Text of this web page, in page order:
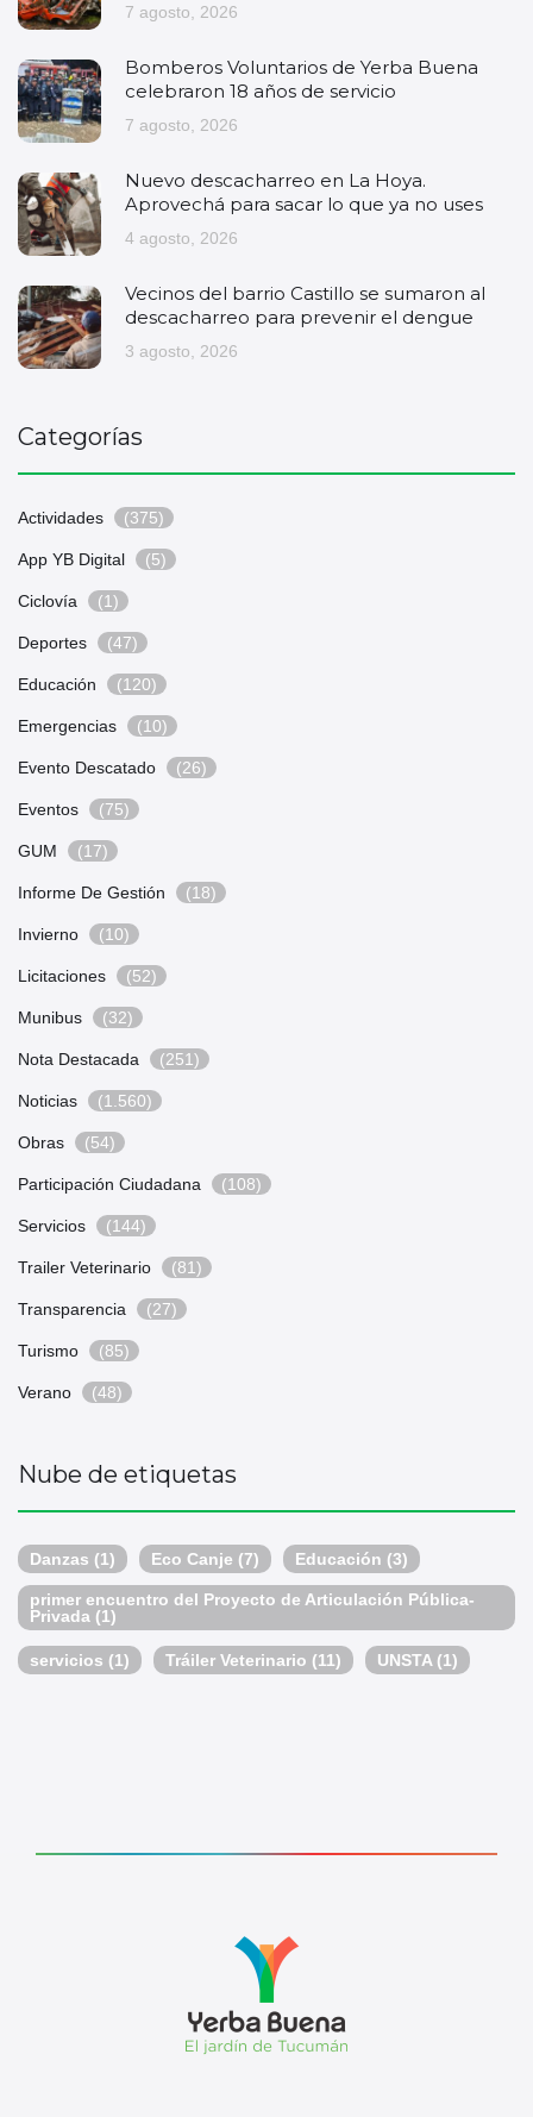
7 agosto, 2026
Bomberos Voluntarios de Yerba Buena
celebraron 18 años de servicio
7 agosto, 2026
Nuevo descacharreo en La Hoya.
Aprovechá para sacar lo que ya no uses
4 agosto, 2026
Vecinos del barrio Castillo se sumaron al
descacharreo para prevenir el dengue
3 agosto, 2026
Categorías
Actividades (375)
App YB Digital (5)
Ciclovía (1)
Deportes (47)
Educación (120)
Emergencias (10)
Evento Descatado (26)
Eventos (75)
GUM (17)
Informe De Gestión (18)
Invierno (10)
Licitaciones (52)
Munibus (32)
Nota Destacada (251)
Noticias (1.560)
Obras (54)
Participación Ciudadana (108)
Servicios (144)
Trailer Veterinario (81)
Transparencia (27)
Turismo (85)
Verano (48)
Nube de etiquetas
Danzas (1) Eco Canje (7) Educación (3)
primer encuentro del Proyecto de Articulación Pública-
Privada (1)
servicios (1) Tráiler Veterinario (11) UNSTA (1)